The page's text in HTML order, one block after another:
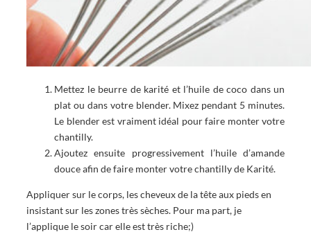
Mettez le beurre de karité et l’huile de coco dans un
plat ou dans votre blender. Mixez pendant 5 minutes.
Le blender est vraiment idéal pour faire monter votre
chantilly.
Ajoutez ensuite progressivement l’huile d’amande
douce afin de faire monter votre chantilly de Karité.
Appliquer sur le corps, les cheveux de la tête aux pieds en
insistant sur les zones très sèches. Pour ma part, je
l’applique le soir car elle est très riche;)